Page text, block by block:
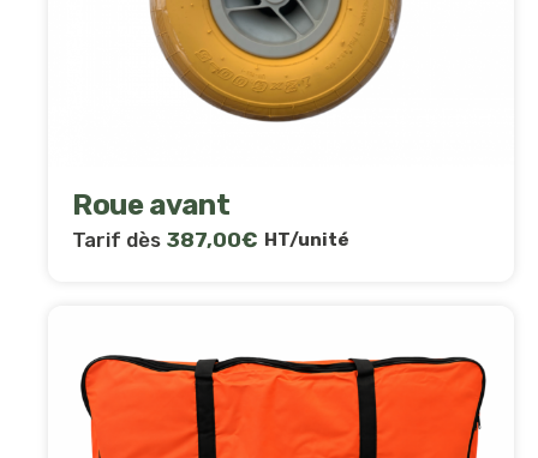
Roue avant
Tarif dès 387,00€ HT/unité